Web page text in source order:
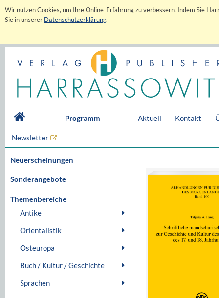
Wir nutzen Cookies, um Ihre Online-Erfahrung zu verbessern. Indem Sie
Sie in unserer Datenschutzerklärung
Programm Aktuell Kontakt
Newsletter
Neuerscheinungen
Sonderangebote
Themenbereiche
Antike
Orientalistik
Osteuropa
Buch / Kultur / Geschichte
Sprachen